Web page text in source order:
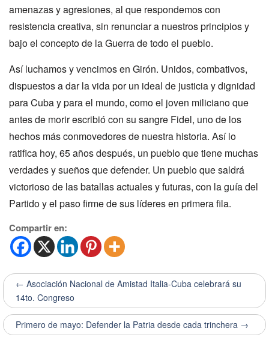
amenazas y agresiones, al que respondemos con
resistencia creativa, sin renunciar a nuestros principios y
bajo el concepto de la Guerra de todo el pueblo.
Así luchamos y vencimos en Girón. Unidos, combativos,
dispuestos a dar la vida por un ideal de justicia y dignidad
para Cuba y para el mundo, como el joven miliciano que
antes de morir escribió con su sangre Fidel, uno de los
hechos más conmovedores de nuestra historia. Así lo
ratifica hoy, 65 años después, un pueblo que tiene muchas
verdades y sueños que defender. Un pueblo que saldrá
victorioso de las batallas actuales y futuras, con la guía del
Partido y el paso firme de sus líderes en primera fila.
Compartir en:
← Asociación Nacional de Amistad Italia-Cuba celebrará su
14to. Congreso
Primero de mayo: Defender la Patria desde cada trinchera →